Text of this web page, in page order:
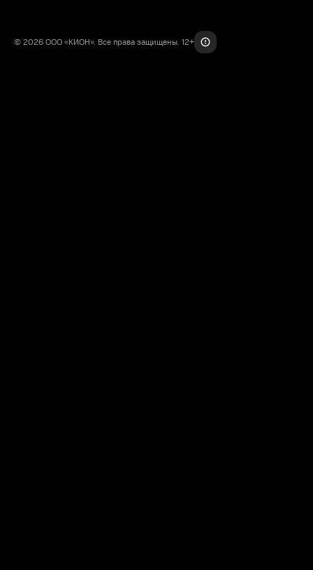
© 2026 ООО «КИОН». Все права защищены. 12+